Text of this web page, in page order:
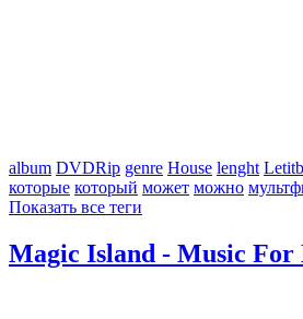
album DVDRip genre House lenght
которые который может можно
Показать все теги
Magic Island - Music For